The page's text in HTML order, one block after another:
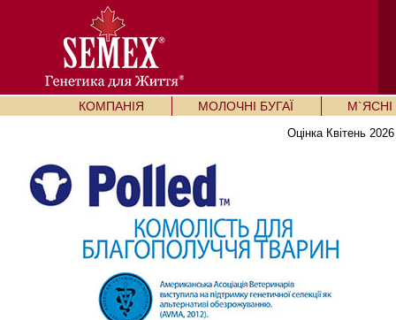
КОМПАНІЯ МОЛОЧНІ БУГАЇ М`ЯСНІ
Оцінка Квітень